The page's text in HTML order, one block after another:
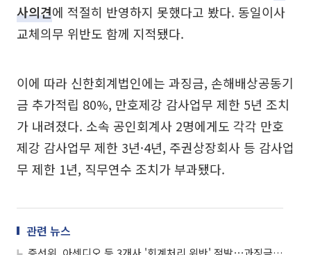
사의견에 적절히 반영하지 못했다고 봤다. 동일이사
교체의무 위반도 함께 지적됐다.
이에 따라 신한회계법인에는 과징금, 손해배상공동기
금 추가적립 80%, 만호제강 감사업무 제한 5년 조치
가 내려졌다. 소속 공인회계사 2명에게도 각각 만호
제강 감사업무 제한 3년·4년, 주권상장회사 등 감사업
무 제한 1년, 직무연수 조치가 부과됐다.
관련 뉴스